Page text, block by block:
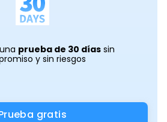
prueba de 30 díassin
y sin riesgos
gratis